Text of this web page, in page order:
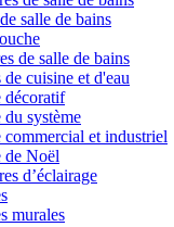
salle de bains
de salle de bains
de cuisine et d'eau
décoratif
système
commercial et industriel
de Noël
d’éclairage
murales